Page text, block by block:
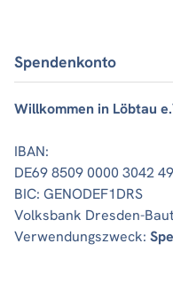
Spendenkonto
Willkommen in Löbtau
IBAN:
DE69 8509 0000 3042
BIC: GENODEF1DRS
Volksbank Dresden-
Verwendungszweck: